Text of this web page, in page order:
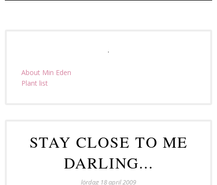
About Min Eden
Plant list
STAY CLOSE TO ME
DARLING...
lördag 18 april 2009